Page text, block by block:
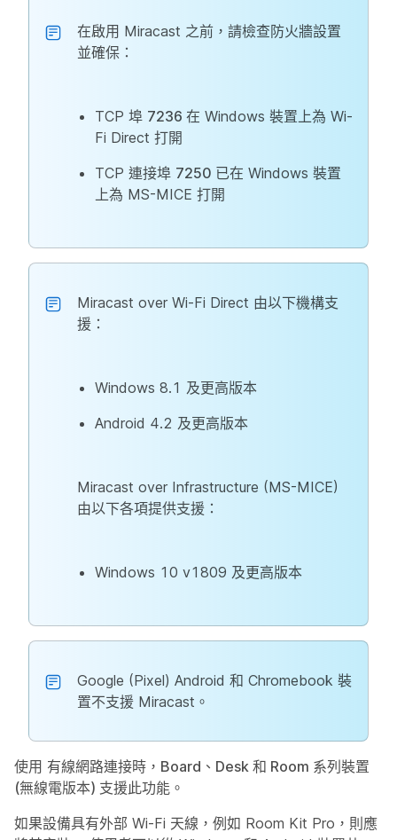
在啟用 Miracast 之前，請檢查防火牆設置
並確保：
TCP 埠 7236 在 Windows 裝置上為 Wi-
Fi Direct 打開
TCP 連接埠 7250 已在 Windows 裝置
上為 MS-MICE 打開
Miracast over Wi-Fi Direct 由以下機構支
援：
Windows 8.1 及更高版本
Android 4.2 及更高版本
Miracast over Infrastructure (MS-MICE)
由以下各項提供支援：
Windows 10 v1809 及更高版本
Google (Pixel) Android 和 Chromebook 裝
置不支援 Miracast。
使用 有線網路連接時，Board、Desk 和 Room 系列裝置
(無線電版本) 支援此功能 。
如果設備具有外部 Wi-Fi 天線，例如 Room Kit Pro，則應